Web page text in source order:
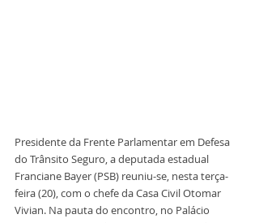
Presidente da Frente Parlamentar em Defesa
do Trânsito Seguro, a deputada estadual
Franciane Bayer (PSB) reuniu-se, nesta terça-
feira (20), com o chefe da Casa Civil Otomar
Vivian. Na pauta do encontro, no Palácio